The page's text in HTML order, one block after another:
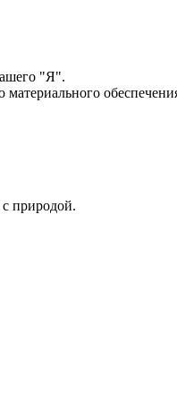
"Я".
материального
природой.